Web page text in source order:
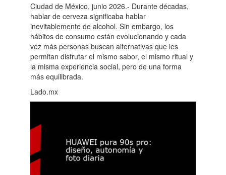
Ciudad de México, junio 2026.- Durante décadas,
hablar de cerveza significaba hablar
inevitablemente de alcohol. Sin embargo, los
hábitos de consumo están evolucionando y cada
vez más personas buscan alternativas que les
permitan disfrutar el mismo sabor, el mismo ritual y
la misma experiencia social, pero de una forma
más equilibrada.
Lado.mx